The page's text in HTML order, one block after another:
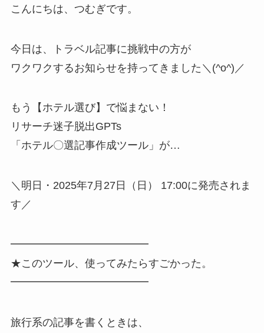
こんにちは、つむぎです。
今日は、トラベル記事に挑戦中の方が
ワクワクするお知らせを持ってきました＼(^o^)／
もう【ホテル選び】で悩まない！
リサーチ迷子脱出GPTs
「ホテル〇選記事作成ツール」が…
＼明日・2025年7月27日（日） 17:00に発売されま
す／
━━━━━━━━━━━━━
★このツール、使ってみたらすごかった。
━━━━━━━━━━━━━
旅行系の記事を書くときは、